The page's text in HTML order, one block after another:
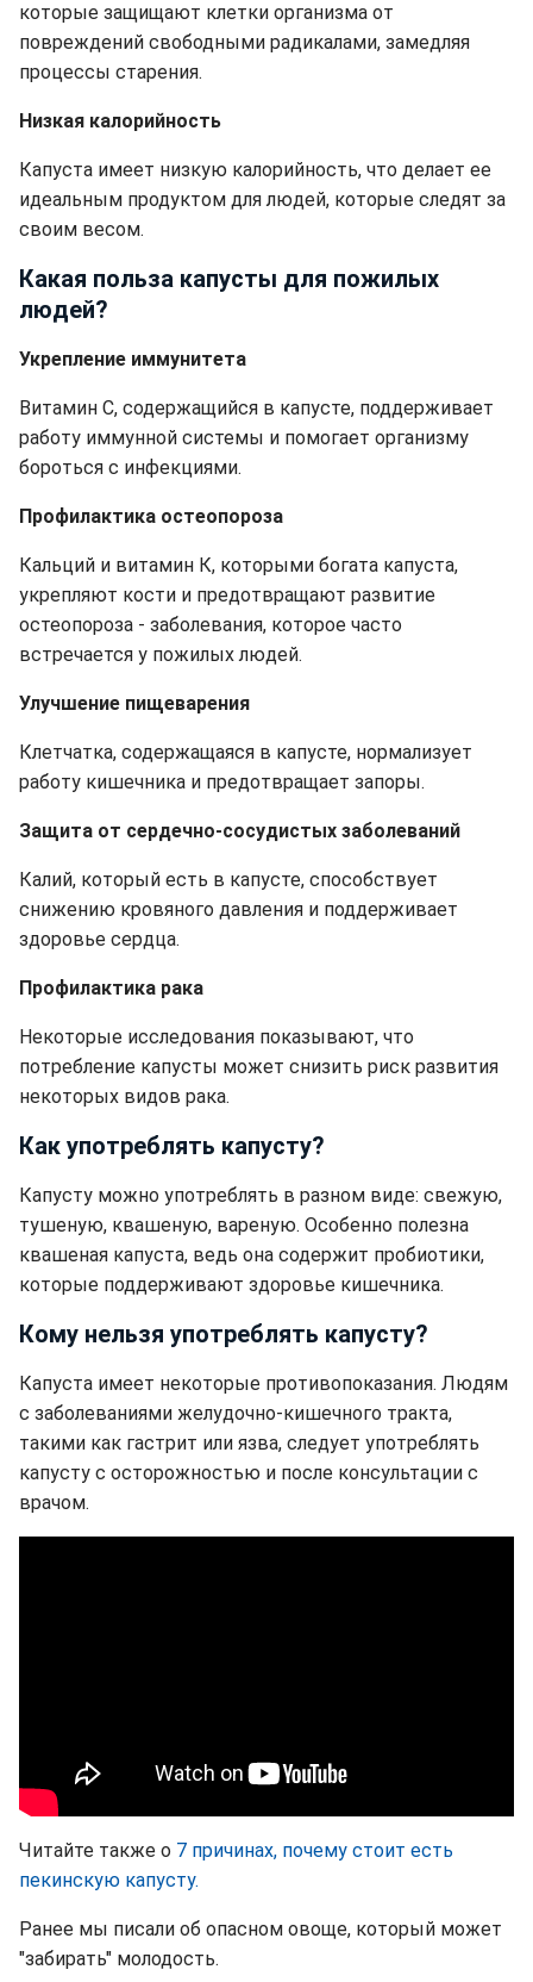
которые защищают клетки организма от
повреждений свободными радикалами, замедляя
процессы старения.
Низкая калорийность
Капуста имеет низкую калорийность, что делает ее
идеальным продуктом для людей, которые следят за
своим весом.
Какая польза капусты для пожилых
людей?
Укрепление иммунитета
Витамин С, содержащийся в капусте, поддерживает
работу иммунной системы и помогает организму
бороться с инфекциями.
Профилактика остеопороза
Кальций и витамин К, которыми богата капуста,
укрепляют кости и предотвращают развитие
остеопороза - заболевания, которое часто
встречается у пожилых людей.
Улучшение пищеварения
Клетчатка, содержащаяся в капусте, нормализует
работу кишечника и предотвращает запоры.
Защита от сердечно-сосудистых заболеваний
Калий, который есть в капусте, способствует
снижению кровяного давления и поддерживает
здоровье сердца.
Профилактика рака
Некоторые исследования показывают, что
потребление капусты может снизить риск развития
некоторых видов рака.
Как употреблять капусту?
Капусту можно употреблять в разном виде: свежую,
тушеную, квашеную, вареную. Особенно полезна
квашеная капуста, ведь она содержит пробиотики,
которые поддерживают здоровье кишечника.
Кому нельзя употреблять капусту?
Капуста имеет некоторые противопоказания. Людям
с заболеваниями желудочно-кишечного тракта,
такими как гастрит или язва, следует употреблять
капусту с осторожностью и после консультации с
врачом.
Читайте также о 7 причинах, почему стоит есть
пекинскую капусту.
Ранее мы писали об опасном овоще, который может
"забирать" молодость.